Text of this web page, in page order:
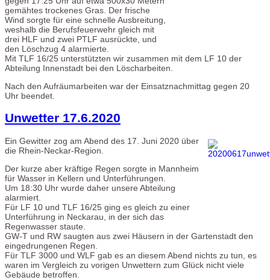
gemähtes trockenes Gras. Der frische
Wind sorgte für eine schnelle Ausbreitung,
weshalb die Berufsfeuerwehr gleich mit
drei HLF und zwei PTLF ausrückte, und
den Löschzug 4 alarmierte.
Mit TLF 16/25 unterstützten wir zusammen mit dem LF 10 der
Abteilung Innenstadt bei den Löscharbeiten.
Nach den Aufräumarbeiten war der Einsatznachmittag gegen 20
Uhr beendet.
Unwetter 17.6.2020
Ein Gewitter zog am Abend des 17. Juni 2020 über
die Rhein-Neckar-Region.
Der kurze aber kräftige Regen sorgte in Mannheim
für Wasser in Kellern und Unterführungen.
Um 18:30 Uhr wurde daher unsere Abteilung
alarmiert.
Für LF 10 und TLF 16/25 ging es gleich zu einer
Unterführung in Neckarau, in der sich das
Regenwasser staute.
GW-T und RW saugten aus zwei Häusern in der Gartenstadt den
eingedrungenen Regen.
Für TLF 3000 und WLF gab es an diesem Abend nichts zu tun, es
waren im Vergleich zu vorigen Unwettern zum Glück nicht viele
Gebäude betroffen.